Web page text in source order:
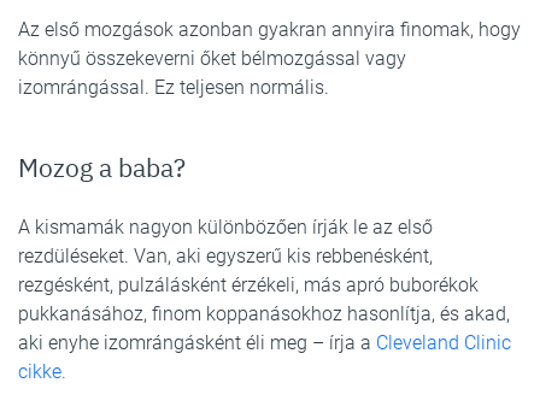
Az első mozgások azonban gyakran annyira finomak, hogy
könnyű összekeverni őket bélmozgással vagy
izomrángással. Ez teljesen normális.
Mozog a baba?
A kismamák nagyon különbözően írják le az első
rezdüléseket. Van, aki egyszerű kis rebbenésként,
rezgésként, pulzálásként érzékeli, más apró buborékok
pukkanásához, finom koppanásokhoz hasonlítja, és akad,
aki enyhe izomrángásként éli meg – írja a Cleveland Clinic
cikke.